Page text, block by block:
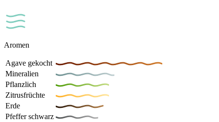
Aromen
Agave gekocht
Mineralien
Pflanzlich
Zitrusfrüchte
Erde
Pfeffer schwarz